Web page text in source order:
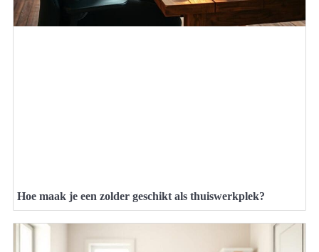
Hoe maak je een zolder geschikt als thuiswerkplek?